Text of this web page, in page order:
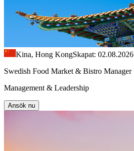
Kina, Hong KongSkapat: 02.08.2026
Swedish Food Market & Bistro Manager
Management & Leadership
Ansök nu